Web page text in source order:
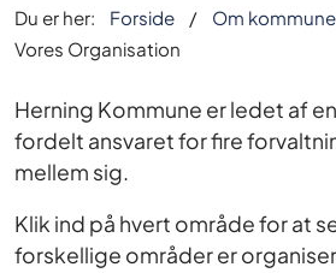
Du er her: Forside
Om
Vores Organisation
Herning Kommune er ledet af
fordelt ansvaret for fire
mellem sig.
Klik ind på hvert område for at
forskellige områder er